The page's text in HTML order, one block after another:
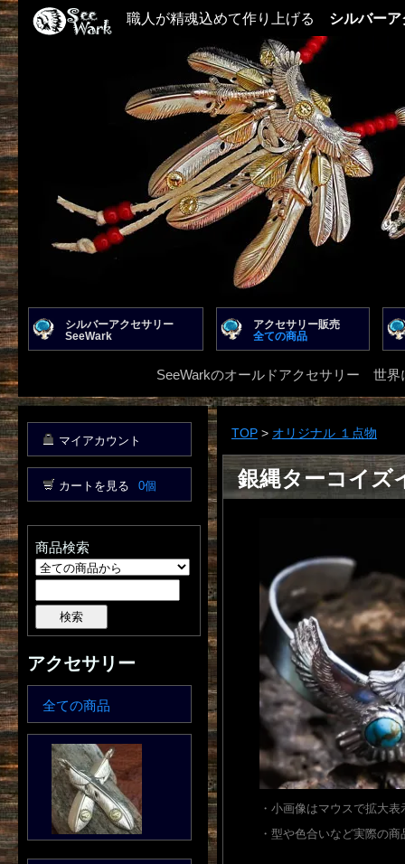
職人が精魂込めて作り上げる シルバー
シルバーアクセサリー
SeeWark
アクセサリー販売
全ての商品
SeeWarkのオールドアクセサリー 世
TOP > オリジナル １点物
銀縄ターコイズ
・小画像はマウスで拡大
・型や色合いなど実際の
マイアカウント
カートを見る 0個
商品検索
アクセサリー
全ての商品